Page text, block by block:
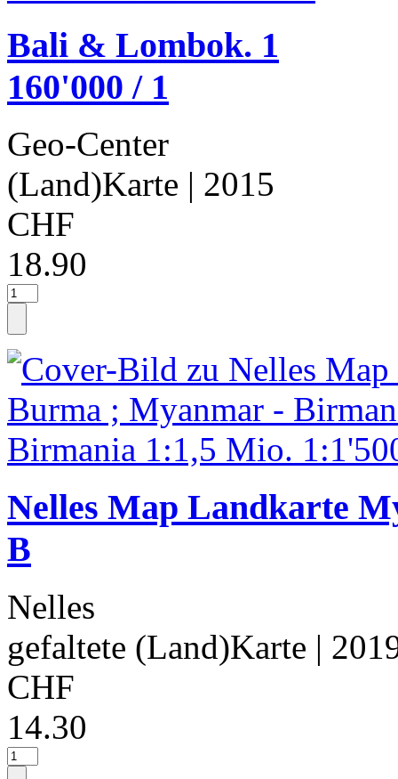
Bali & Lombok. 1
160'000 / 1
Geo-Center
(Land)Karte | 2015
CHF
18.90
Nelles Map Landkarte
B
Nelles
gefaltete (Land)Karte |
CHF
14.30